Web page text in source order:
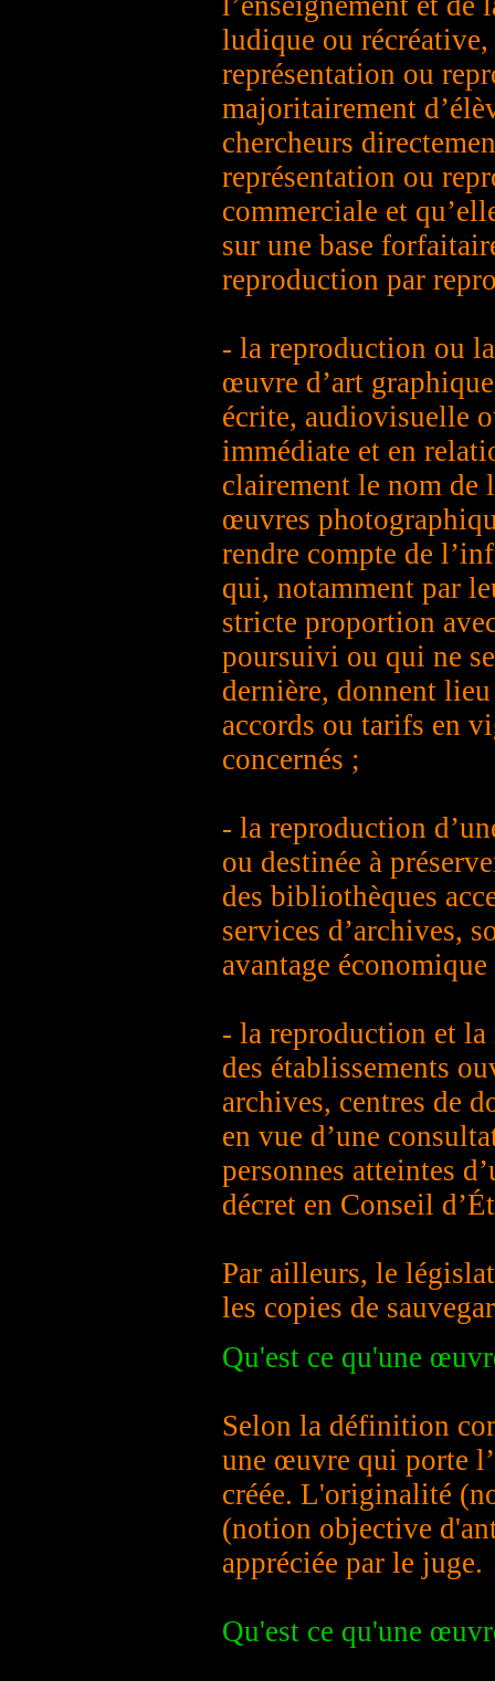
ludique ou
représentation ou
majoritairement
chercheurs
représentation ou
commerciale et
sur une base
reproduction par
- la reproduction ou
œuvre d’art
écrite, audiovisuelle
immédiate et en
clairement le nom de
œuvres
rendre compte de
qui, notamment par
stricte proportion
poursuivi ou qui ne
dernière, donnent
accords ou tarifs en
concernés ;
- la reproduction
ou destinée à
des bibliothèques
services d’archives,
avantage
- la reproduction et la
des établissements
archives, centres de
en vue d’une
personnes atteintes
décret en Conseil
Par ailleurs, le
les copies de
Qu'est ce qu'une
Selon la définition
une œuvre qui porte
créée. L'originalité
(notion objective
appréciée par le juge.
Qu'est ce qu'une